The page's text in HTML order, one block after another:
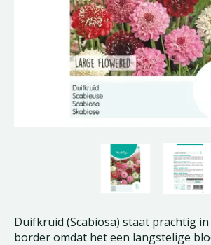
Duifkruid (Scabiosa) staat prachtig
border omdat het een langstelige